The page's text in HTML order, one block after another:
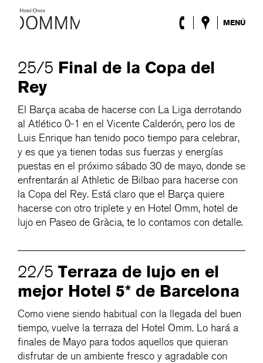
MENÚ
Roca Barcelona
Spaciomm
Night Club
Eventos
Blog
ENG / ESP / FRA / CAT
25/5 Final de la Copa del
Rey
El Barça acaba de hacerse con La Liga derrotando
al Atlético 0-1 en el Vicente Calderón, pero los de
Luis Enrique han tenido poco tiempo para celebrar,
y es que ya tienen todas sus fuerzas y energías
puestas en el próximo sábado 30 de mayo, donde se
enfrentarán al Athletic de Bilbao para hacerse con
la Copa del Rey. Está claro que el Barça quiere
hacerse con otro triplete y en Hotel Omm, hotel de
lujo en Paseo de Gràcia, te lo contamos con detalle.
22/5 Terraza de lujo en el
mejor Hotel 5* de Barcelona
Como viene siendo habitual con la llegada del buen
tiempo, vuelve la terraza del Hotel Omm. Lo hará a
finales de Mayo para todos aquellos que quieran
disfrutar de un ambiente fresco y agradable con